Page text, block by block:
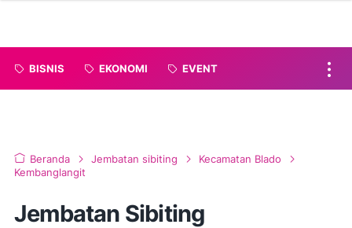
BISNIS EKONOMI EVENT
Beranda Jembatan sibiting
Kecamatan Blado
Kembanglangit
Jembatan Sibiting